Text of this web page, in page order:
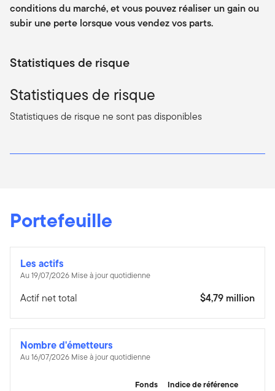
conditions du marché, et vous pouvez réaliser un gain ou
subir une perte lorsque vous vendez vos parts.
Statistiques de risque
Statistiques de risque
Statistiques de risque ne sont pas disponibles
Portefeuille
Les actifs
Au 19/07/2026 Mise à jour quotidienne
Actif net total $4,79 million
Nombre d'émetteurs
Au 16/07/2026 Mise à jour quotidienne
Fonds Indice de référence